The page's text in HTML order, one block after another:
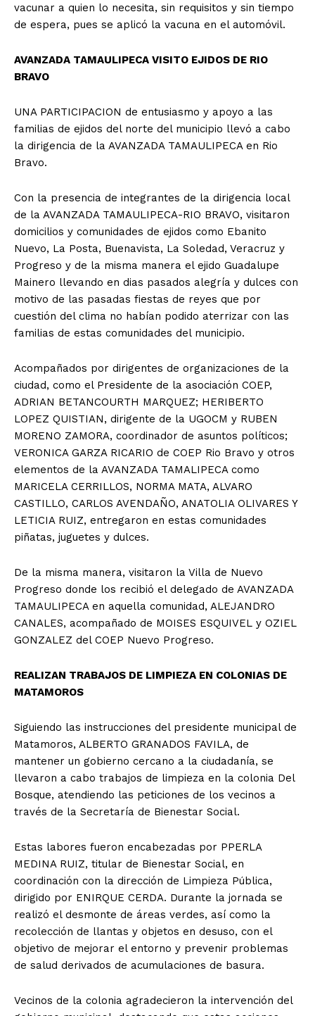
vacunar a quien lo necesita, sin requisitos y sin tiempo
de espera, pues se aplicó la vacuna en el automóvil.
AVANZADA TAMAULIPECA VISITO EJIDOS DE RIO
BRAVO
UNA PARTICIPACION de entusiasmo y apoyo a las
familias de ejidos del norte del municipio llevó a cabo
la dirigencia de la AVANZADA TAMAULIPECA en Rio
Bravo.
Con la presencia de integrantes de la dirigencia local
de la AVANZADA TAMAULIPECA-RIO BRAVO, visitaron
domicilios y comunidades de ejidos como Ebanito
Nuevo, La Posta, Buenavista, La Soledad, Veracruz y
Progreso y de la misma manera el ejido Guadalupe
Mainero llevando en dias pasados alegría y dulces con
motivo de las pasadas fiestas de reyes que por
cuestión del clima no habían podido aterrizar con las
familias de estas comunidades del municipio.
Acompañados por dirigentes de organizaciones de la
ciudad, como el Presidente de la asociación COEP,
ADRIAN BETANCOURTH MARQUEZ; HERIBERTO
LOPEZ QUISTIAN, dirigente de la UGOCM y RUBEN
MORENO ZAMORA, coordinador de asuntos políticos;
VERONICA GARZA RICARIO de COEP Rio Bravo y otros
elementos de la AVANZADA TAMALIPECA como
MARICELA CERRILLOS, NORMA MATA, ALVARO
CASTILLO, CARLOS AVENDAÑO, ANATOLIA OLIVARES Y
LETICIA RUIZ, entregaron en estas comunidades
piñatas, juguetes y dulces.
De la misma manera, visitaron la Villa de Nuevo
Progreso donde los recibió el delegado de AVANZADA
TAMAULIPECA en aquella comunidad, ALEJANDRO
CANALES, acompañado de MOISES ESQUIVEL y OZIEL
GONZALEZ del COEP Nuevo Progreso.
REALIZAN TRABAJOS DE LIMPIEZA EN COLONIAS DE
MATAMOROS
Siguiendo las instrucciones del presidente municipal de
Matamoros, ALBERTO GRANADOS FAVILA, de
mantener un gobierno cercano a la ciudadanía, se
llevaron a cabo trabajos de limpieza en la colonia Del
Bosque, atendiendo las peticiones de los vecinos a
través de la Secretaría de Bienestar Social.
Estas labores fueron encabezadas por PPERLA
MEDINA RUIZ, titular de Bienestar Social, en
coordinación con la dirección de Limpieza Pública,
dirigido por ENIRQUE CERDA. Durante la jornada se
realizó el desmonte de áreas verdes, así como la
recolección de llantas y objetos en desuso, con el
objetivo de mejorar el entorno y prevenir problemas
de salud derivados de acumulaciones de basura.
Vecinos de la colonia agradecieron la intervención del